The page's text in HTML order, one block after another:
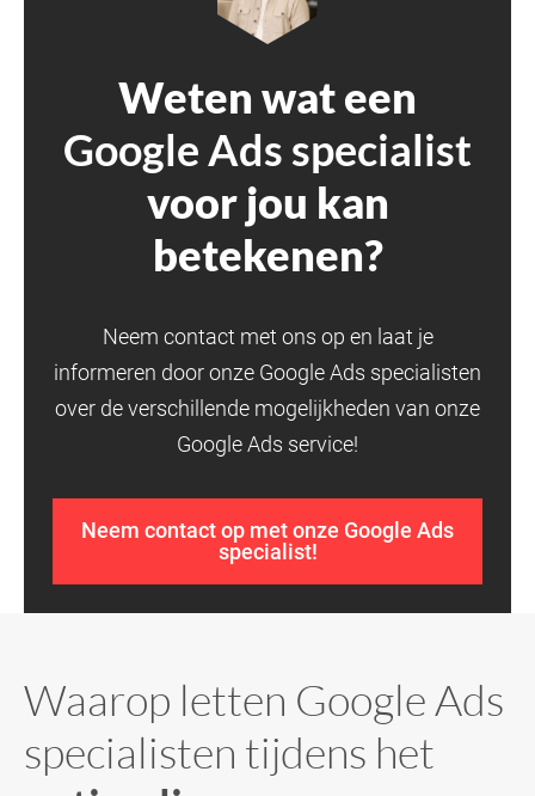
Weten wat een
Google Ads specialist
voor jou kan
betekenen?
Neem contact met ons op en laat je
informeren door onze Google Ads specialisten
over de verschillende mogelijkheden van onze
Google Ads service!
Neem contact op met onze Google Ads
specialist!
Waarop letten Google Ads
specialisten tijdens het